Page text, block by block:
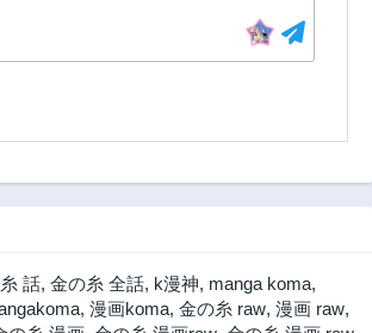
話, 金の糸 全話, k漫神, manga koma,
, 漫画koma, 金の糸 raw, 漫画 raw,